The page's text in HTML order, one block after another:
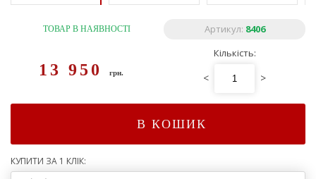
ТОВАР В НАЯВНОСТІ Артикул: 8406
13 950грн.
Кількість:
< >
В КОШИК
КУПИТИ ЗА 1 КЛІК: